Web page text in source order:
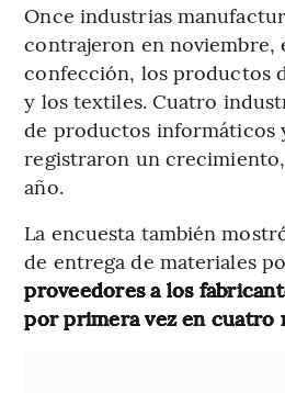
Once industrias
contrajeron en noviembre,
confección, los productos
y los textiles. Cuatro
de productos informáticos
registraron un
año.
La encuesta también
de entrega de materiales
proveedores a los
por primera vez en cuatro